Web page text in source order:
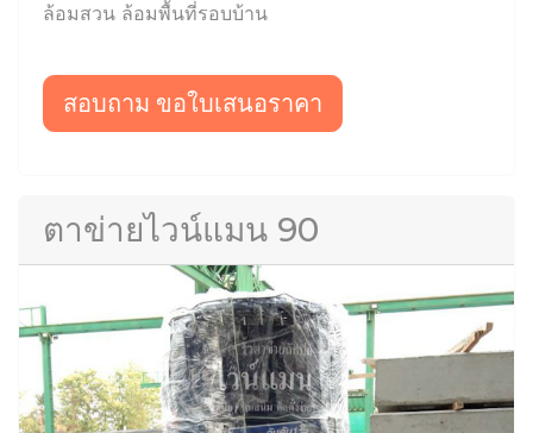
ล้อมสวน ล้อมพื้นที่รอบบ้าน
สอบถาม ขอใบเสนอราคา
ตาข่ายไวน์แมน 90